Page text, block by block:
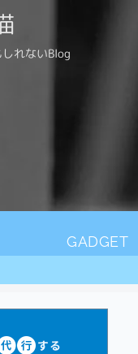
れないBlog
GADGET